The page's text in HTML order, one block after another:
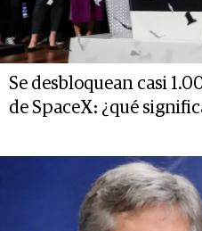
Se desbloquean casi
de SpaceX: ¿qué